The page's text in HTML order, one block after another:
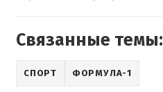
Связанные темы:
СПОРТ ФОРМУЛА-1